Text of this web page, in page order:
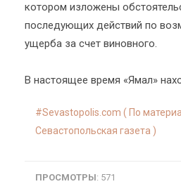
котором изложены
последующих действий по
ущерба за счет виновного.
В настоящее время «Ямал»
Sevastopolis.com ( По
Севастопольская газета )
ПРОСМОТРЫ: 571